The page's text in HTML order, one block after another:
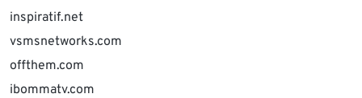
inspiratif.net
vsmsnetworks.com
offthem.com
ibommatv.com